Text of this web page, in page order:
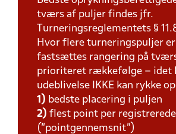
tværs af puljer findes jfr.
Turneringsreglementets §
Hvor flere turneringspuljer
fastsættes rangering på
prioriteret rækkefølge – idet
udeblivelse IKKE kan rykke op
1) bedste placering i puljen
2) flest point per
(”pointgennemsnit”)